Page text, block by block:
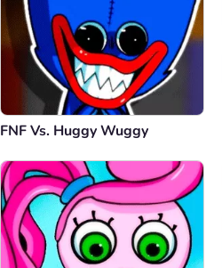
Cancelar
FNF Vs. Huggy Wuggy